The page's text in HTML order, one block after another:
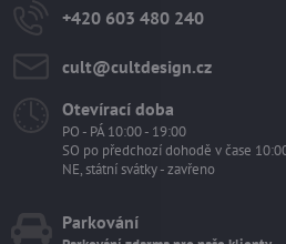
+420 603 480 240
cult​@cultdesign​.cz
Otevírací doba
PO - PÁ 10:00 - 19:00
SO po předchozí dohodě v čase
NE, státní svátky - zavřeno
Parkování